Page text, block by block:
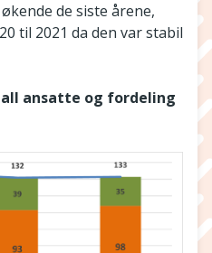
de siste årene,
til 2021 da den var stabil
ansatte og fordeling